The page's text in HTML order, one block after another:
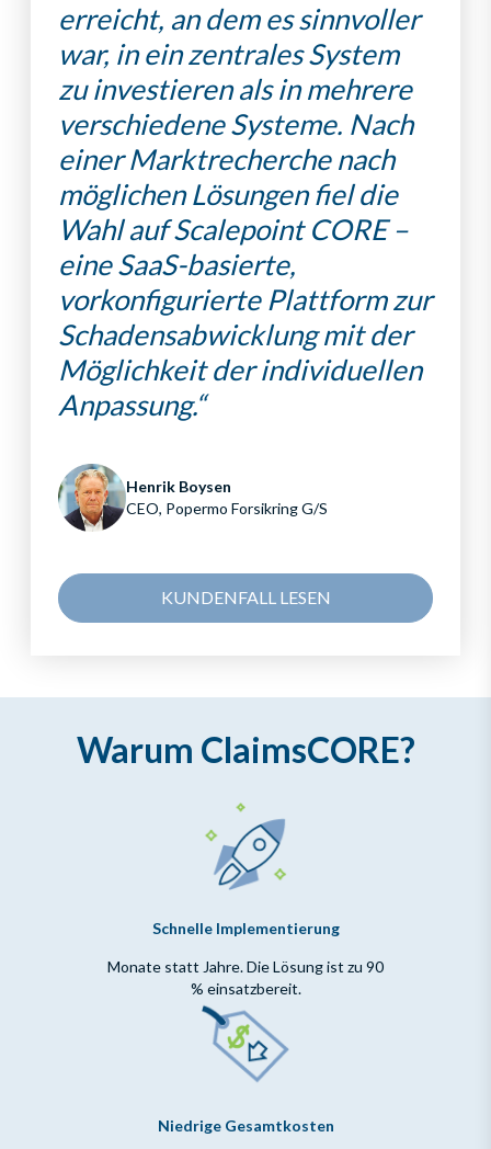
erreicht, an dem es sinnvoller
war, in ein zentrales System
zu investieren als in mehrere
verschiedene Systeme. Nach
einer Marktrecherche nach
möglichen Lösungen fiel die
Wahl auf Scalepoint CORE –
eine SaaS-basierte,
vorkonfigurierte Plattform zur
Schadensabwicklung mit der
Möglichkeit der individuellen
Anpassung.“
Henrik Boysen
CEO, Popermo Forsikring G/S
KUNDENFALL LESEN
Warum ClaimsCORE?
Schnelle Implementierung
Monate statt Jahre. Die Lösung ist zu 90
% einsatzbereit.
Niedrige Gesamtkosten